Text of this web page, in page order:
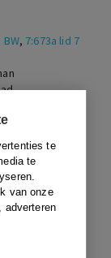
te
te
van onze
adverteren
BW, 7:673a lid 7
,